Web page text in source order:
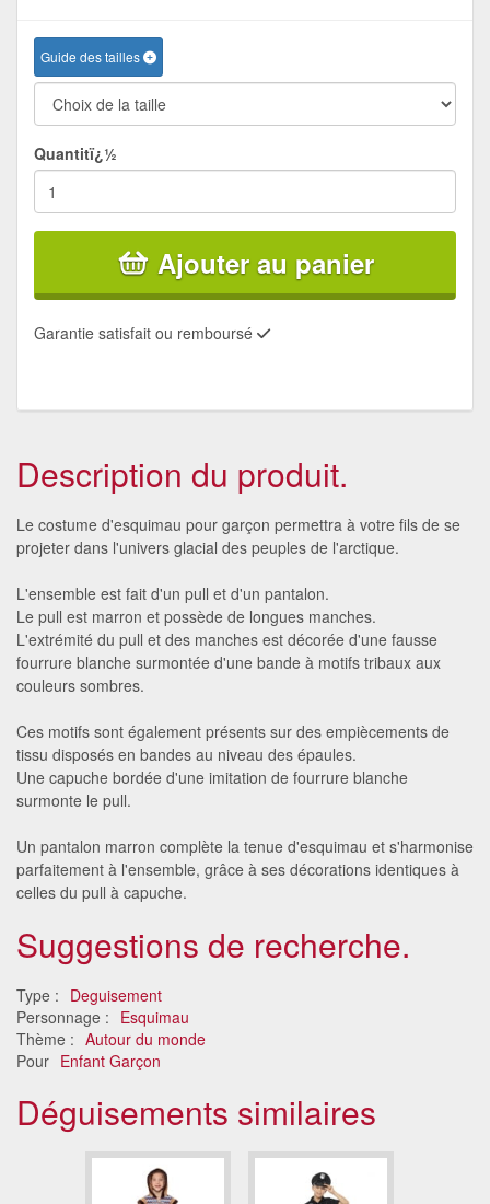
Guide des tailles
Quantitï¿½
Ajouter au panier
Garantie satisfait ou remboursé
Description du produit.
Le costume d'esquimau pour garçon permettra à votre fils de se
projeter dans l'univers glacial des peuples de l'arctique.
L'ensemble est fait d'un pull et d'un pantalon.
Le pull est marron et possède de longues manches.
L'extrémité du pull et des manches est décorée d'une fausse
fourrure blanche surmontée d'une bande à motifs tribaux aux
couleurs sombres.
Ces motifs sont également présents sur des empiècements de
tissu disposés en bandes au niveau des épaules.
Une capuche bordée d'une imitation de fourrure blanche
surmonte le pull.
Un pantalon marron complète la tenue d'esquimau et s'harmonise
parfaitement à l'ensemble, grâce à ses décorations identiques à
celles du pull à capuche.
Suggestions de recherche.
Type : Deguisement
Personnage : Esquimau
Thème : Autour du monde
Pour Enfant Garçon
Déguisements similaires